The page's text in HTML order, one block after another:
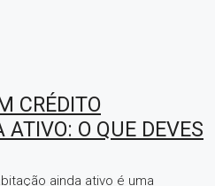
CRÉDITO
O QUE DEVES
ainda ativo é uma